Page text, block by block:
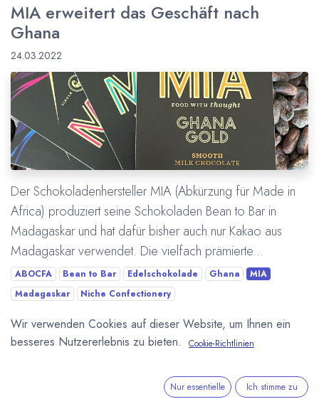
MIA erweitert das Geschäft nach
Ghana
24.03.2022
Der Schokoladenhersteller MIA (Abkürzung für Made in
Africa) produziert seine Schokoladen Bean to Bar in
Madagaskar und hat dafür bisher auch nur Kakao aus
Madagaskar verwendet. Die vielfach prämierte...
ABOCFA Bean to Bar Edelschokolade Ghana
MIA
Madagaskar
Niche Confectionery
Mehr lesen
Wir verwenden Cookies auf dieser Website, um Ihnen ein
besseres Nutzererlebnis zu bieten.
Cookie-Richtlinien
Nur essentielle Ich stimme zu